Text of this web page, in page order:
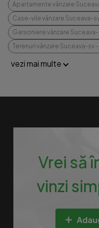
Apartamente vânzare
Case-vile vânzare Suceava-
Garsoniere vânzare
Terenuri vânzare Suceava-sv
vezi mai multe
Vrei să
vinzi